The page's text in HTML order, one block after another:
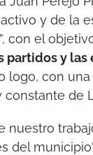
y de la
con el
partidos y las
logo, con una
constante de
nuestro
del